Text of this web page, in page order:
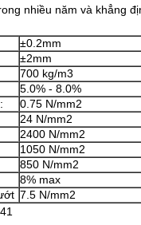
nhiều năm và khẳng
±0.2mm
±2mm
700 kg/m3
5.0% - 8.0%
0.75 N/mm2
24 N/mm2
2400 N/mm2
1050 N/mm2
850 N/mm2
8% max
7.5 N/mm2